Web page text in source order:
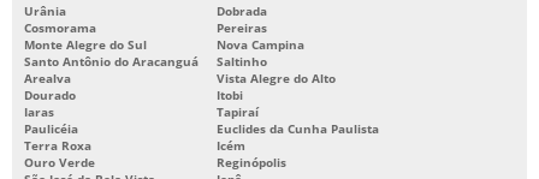
Urânia
Dobrada
Cosmorama
Pereiras
Monte Alegre do Sul
Nova Campina
Santo Antônio do Aracanguá
Saltinho
Arealva
Vista Alegre do Alto
Dourado
Itobi
Iaras
Tapiraí
Paulicéia
Euclides da Cunha Paulista
Terra Roxa
Icém
Ouro Verde
Reginópolis